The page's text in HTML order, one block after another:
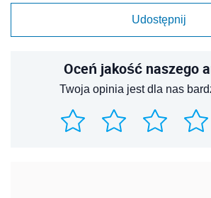
Udostępnij
Oceń jakość naszego
Twoja opinia jest dla nas